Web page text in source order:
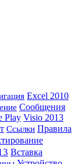
Excel 2010
Сообщения
Play Visio 2013
Ссылки Правила
Вставка